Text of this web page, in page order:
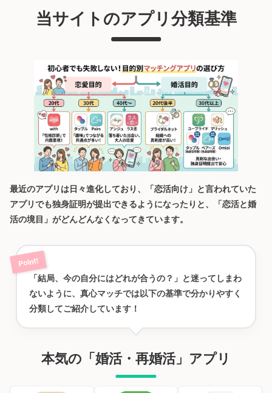
当サイトのアプリ分類基準
最近のアプリは日々進化しており、「恋活向け」と言われていた
アプリでも独身証明が提出できるようになったりと、「恋活と婚
活の境目」がどんどんなくなってきています。
「結局、今の自分にはどれが合うの？」と迷ってしまわ
ないように、真心マッチでは以下の基準で分かりやすく
分類してご紹介しています！
本気の「婚活・再婚活」アプリ